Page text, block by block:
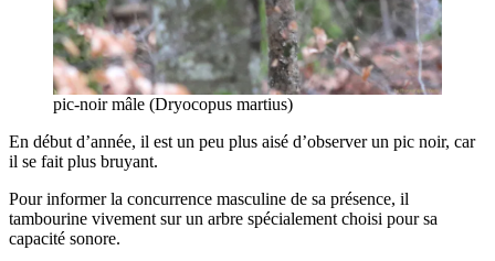
pic-noir mâle (Dryocopus martius)
En début d’année, il est un peu plus aisé d’observer un pic noir, car
il se fait plus bruyant.
Pour informer la concurrence masculine de sa présence, il
tambourine vivement sur un arbre spécialement choisi pour sa
capacité sonore.